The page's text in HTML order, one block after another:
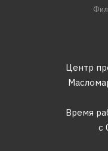
Центр
Время
с